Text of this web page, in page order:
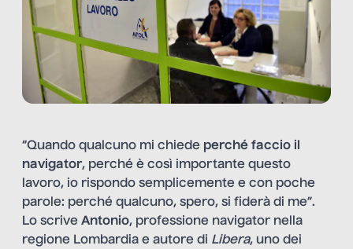
“Quando qualcuno mi chiede perché faccio il
navigator, perché è così importante questo
lavoro, io rispondo semplicemente e con poche
parole: perché qualcuno, spero, si fiderà di me”.
Lo scrive Antonio, professione navigator nella
regione Lombardia e autore di Libera, uno dei